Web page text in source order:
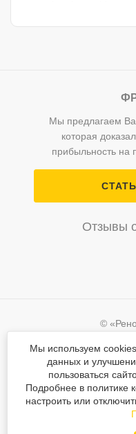
Мы предлагаем
которая
прибыльность на
Отзывы
©
Вся текстовая и графическая
Политика
Согласие на
©
Политика
Мы используем
данных и
пользоваться
Подробнее в политике
настроить или